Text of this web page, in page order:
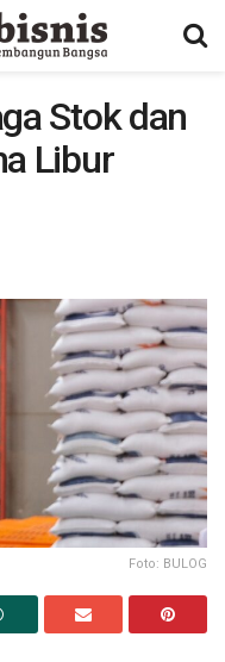
Stok dan
Libur
Foto: BULOG